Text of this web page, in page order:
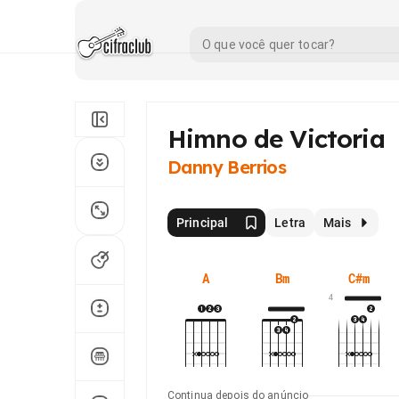
Himno de Victoria
Danny Berrios
Principal Letra Mais
A Bm C#m
4
Continua depois do anúncio